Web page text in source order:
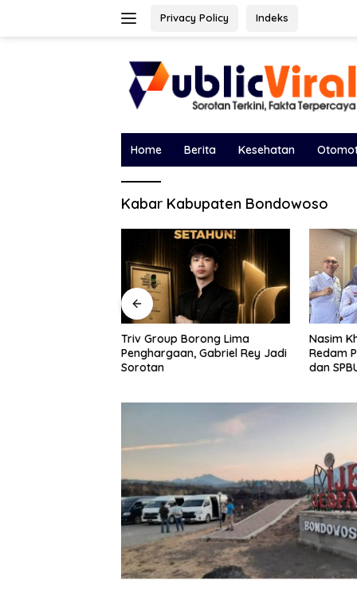
Privacy Policy Indeks
Home Berita Kesehatan
Kabar Kabupaten Bondowoso
Nasim Khan Turun Tangan
Redam Polemik Holding PTPN
dan SPBUN-SGN, Dorong Solusi
Bawa
DPRD,
Dewan